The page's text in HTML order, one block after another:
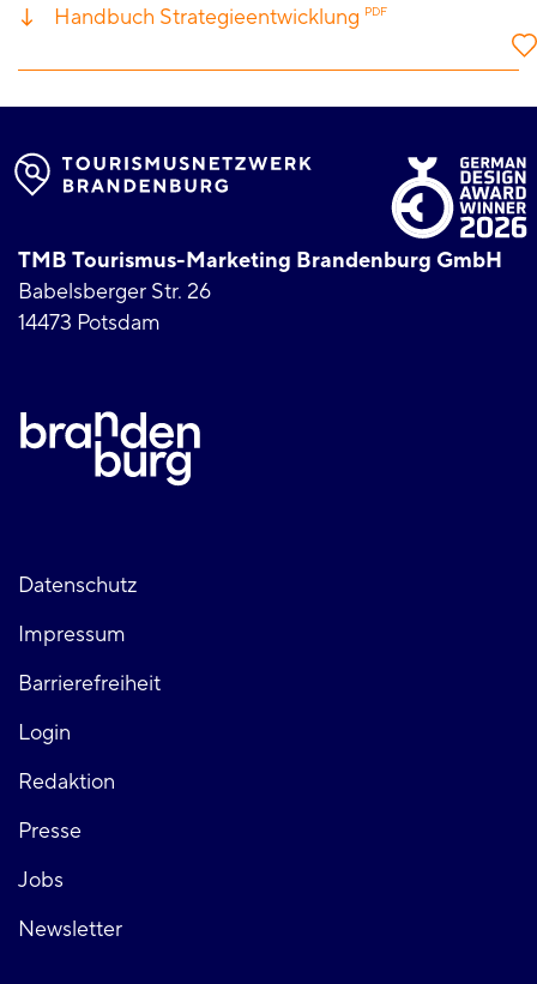
Handbuch Strategieentwicklung PDF
TMB Tourismus-Marketing Brandenburg GmbH
Babelsberger Str. 26
14473 Potsdam
Fußzeile
links
Datenschutz
Impressum
Barrierefreiheit
Login
Fußzeile
rechts
Redaktion
Presse
Jobs
Newsletter